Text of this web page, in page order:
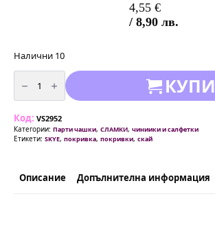
4,55 €
/ 8,90 лв.
Налични 10
количество
за
Парти
покривка
Патрул
Skye
–
см
КУПИ
Код: VS2952
Категории: Парти чашки, СЛАМКИ, чиниики и салфетки
Етикети: SKYE, покривка, покривки, скай
Описание Допълнителна информация